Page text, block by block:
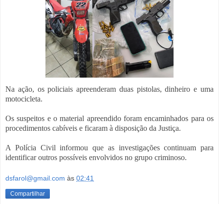
Na ação, os policiais apreenderam duas pistolas, dinheiro e uma
motocicleta.
Os suspeitos e o material apreendido foram encaminhados para os
procedimentos cabíveis e ficaram à disposição da Justiça.
A Polícia Civil informou que as investigações continuam para
identificar outros possíveis envolvidos no grupo criminoso.
dsfarol@gmail.com às 02:41
Compartilhar